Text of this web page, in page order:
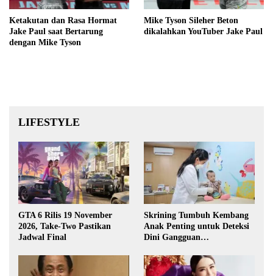
Ketakutan dan Rasa Hormat
Jake Paul saat Bertarung
dengan Mike Tyson
Mike Tyson Sileher Beton
dikalahkan YouTuber Jake Paul
LIFESTYLE
GTA 6 Rilis 19 November
2026, Take-Two Pastikan
Jadwal Final
Skrining Tumbuh Kembang
Anak Penting untuk Deteksi
Dini Gangguan